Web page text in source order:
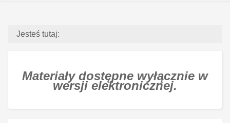
Jesteś tutaj:
Materiały dostępne wyłącznie w
wersji elektronicznej.